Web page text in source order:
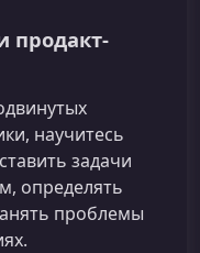
продакт-
научитесь
задачи
определять
проблемы